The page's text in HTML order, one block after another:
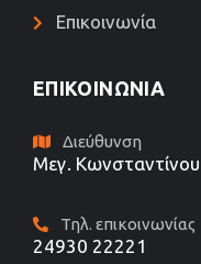
Επικοινωνία
ΕΠΙΚΟΙΝΩΝΊΑ
Διεύθυνση
Μεγ.
Τηλ. επικοινωνίας
24930 22221